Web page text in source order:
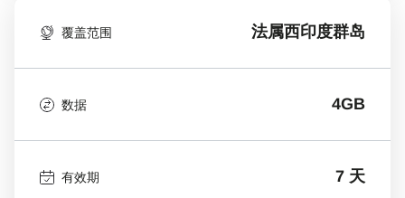
覆盖范围 法属西印度群岛
数据 4GB
有效期 7 天